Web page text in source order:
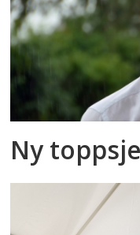
Ny